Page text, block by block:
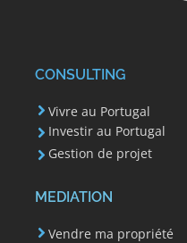
CONSULTING
Vivre au Portugal
Investir au Portugal
Gestion de projet
MEDIATION
Vendre ma propriété